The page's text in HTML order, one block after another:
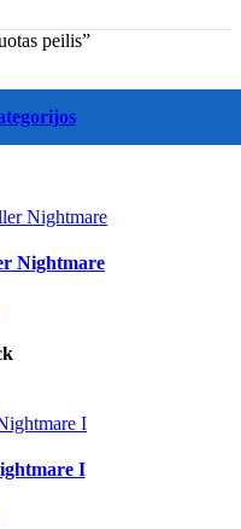
peilis”
Nightmare
I